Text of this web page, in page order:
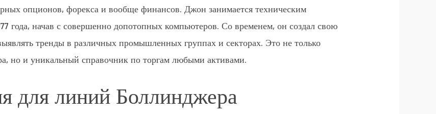
опционов, форекса и вообще финансов. Джон занимается техническим
года, начав с совершенно допотопных компьютеров. Со временем, он создал свою
тренды в различных промышленных группах и секторах. Это не только
но и уникальный справочник по торгам любыми активами.
для линий Боллинджера